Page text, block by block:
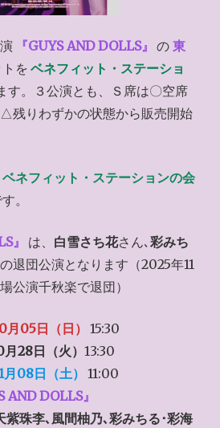
『GUYS AND DOLLS』 の 東
を ベネフィット・ステーショ
す。３公演とも、Ｓ席は〇空席
残りわずかの状態から販売開始
ベネフィット・ステーションの会
。
』 は、 白雪さち花さん､彩みち
退団公演となります（2025年11
公演千秋楽で退団）
月05日（日）
15:30
月28日（火） 13:30
月08日（土）
11:00
AND DOLLS』
紫珠李､風間柚乃､彩みちる･彩海